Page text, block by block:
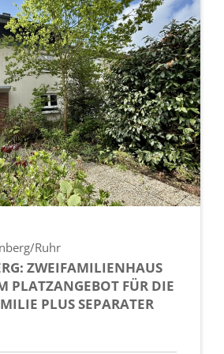
Ruhr
ZWEIFAMILIENHAUS
PLATZANGEBOT FÜR DIE
PLUS SEPARATER